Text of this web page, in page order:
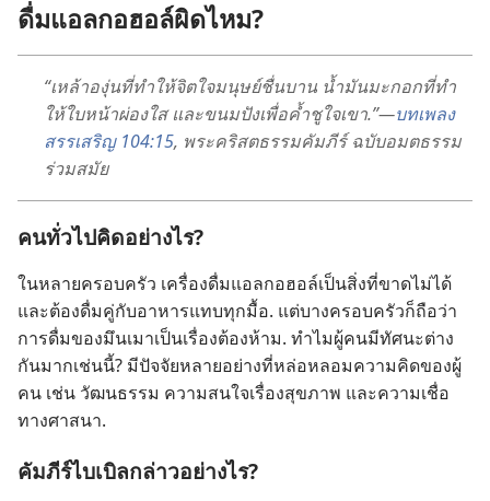
ดื่ม​แอลกอฮอล์​ผิด​ไหม?
“เหล้า​องุ่น​ที่​ทำ​ให้​จิตใจ​มนุษย์​ชื่น​บาน น้ำมัน​มะกอก​ที่​ทำ​
ให้​ใบ​หน้า​ผ่อง​ใส และ​ขนมปัง​เพื่อ​ค้ำ​ชู​ใจ​เขา.”—บทเพลง​
สรรเสริญ 104:15, พระ​คริสตธรรม​คัมภีร์ ฉบับ​อมตธรรม​
ร่วม​สมัย
คน​ทั่ว​ไป​คิด​อย่าง​ไร?
ใน​หลาย​ครอบครัว เครื่อง​ดื่ม​แอลกอฮอล์​เป็น​สิ่ง​ที่​ขาด​ไม่​ได้​
และ​ต้อง​ดื่ม​คู่​กับ​อาหาร​แทบ​ทุก​มื้อ. แต่​บาง​ครอบครัว​ก็​ถือ​ว่า​
การ​ดื่ม​ของ​มึน​เมา​เป็น​เรื่อง​ต้อง​ห้าม. ทำไม​ผู้​คน​มี​ทัศนะ​ต่าง​
กัน​มาก​เช่น​นี้? มี​ปัจจัย​หลาย​อย่าง​ที่​หล่อ​หลอม​ความ​คิด​ของ​ผู้​
คน เช่น วัฒนธรรม ความ​สนใจ​เรื่อง​สุขภาพ และ​ความ​เชื่อ​
ทาง​ศาสนา.
คัมภีร์​ไบเบิล​กล่าว​อย่าง​ไร?